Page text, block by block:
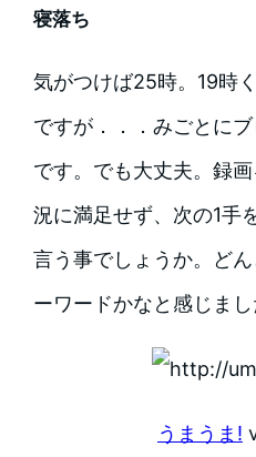
寝落ち
気がつけば25時。19時
ですが．．．みごとに
です。でも大丈夫。録
況に満足せず、次の1手
言う事でしょうか。ど
ーワードかなと感じまし
うまうま!